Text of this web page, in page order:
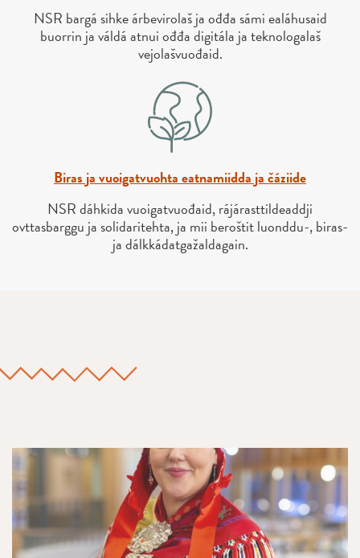
NSR bargá sihke árbevirolaš ja ođđa sámi ealáhusaid
buorrin ja váldá atnui ođđa digitála ja teknologalaš
vejolašvuođaid.
Biras ja vuoigatvuohta eatnamiidda ja čáziide
NSR dáhkida vuoigatvuođaid, rájárasttildeaddji
ovttasbarggu ja solidaritehta, ja mii beroštit luonddu-, biras-
ja dálkkádatgažaldagain.